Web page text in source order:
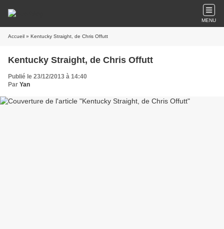
MENU
Accueil » Kentucky Straight, de Chris Offutt
Kentucky Straight, de Chris Offutt
Publié le 23/12/2013 à 14:40
Par Yan